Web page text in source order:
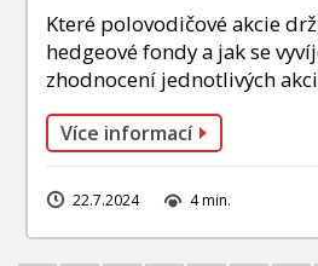
Které polovodičové akcie
hedgeové fondy a jak se
zhodnocení jednotlivých
Více informací
22.7.2024 4 min.